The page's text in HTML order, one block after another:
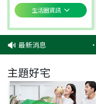
生活圈資訊
最新消息 ‧
主題好宅